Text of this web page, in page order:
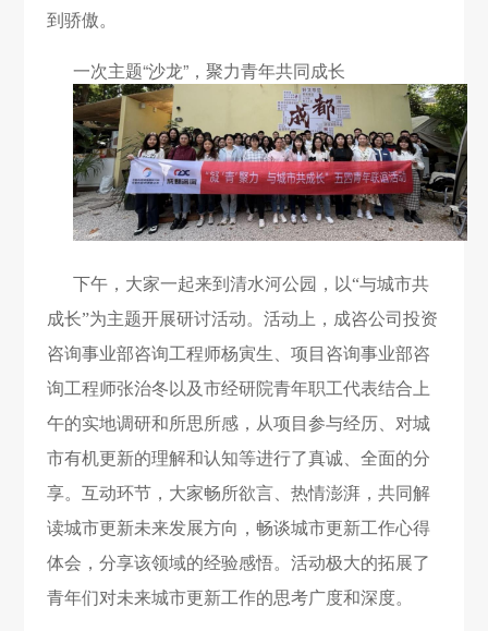
到骄傲。
一次主题“沙龙”，聚力青年共同成长
下午，大家一起来到清水河公园，以“与城市共
成长”为主题开展研讨活动。活动上，成咨公司投资
咨询事业部咨询工程师杨寅生、项目咨询事业部咨
询工程师张治冬以及市经研院青年职工代表结合上
午的实地调研和所思所感，从项目参与经历、对城
市有机更新的理解和认知等进行了真诚、全面的分
享。互动环节，大家畅所欲言、热情澎湃，共同解
读城市更新未来发展方向，畅谈城市更新工作心得
体会，分享该领域的经验感悟。活动极大的拓展了
青年们对未来城市更新工作的思考广度和深度。